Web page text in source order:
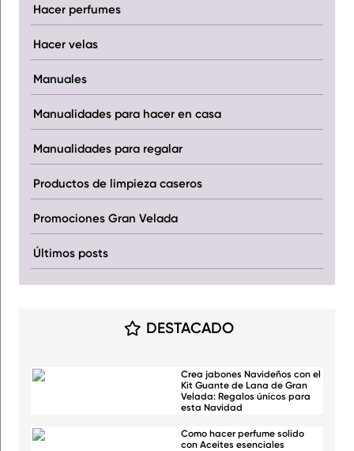
Hacer perfumes
Hacer velas
Manuales
Manualidades para hacer en casa
Manualidades para regalar
Productos de limpieza caseros
Promociones Gran Velada
Últimos posts
DESTACADO
Crea jabones Navideños con el
Kit Guante de Lana de Gran
Velada: Regalos únicos para
esta Navidad
Como hacer perfume solido
con Aceites esenciales